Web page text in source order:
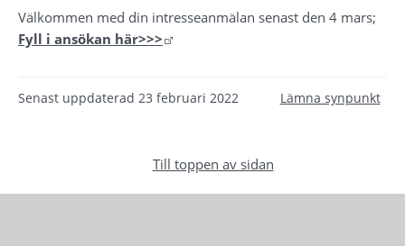
Fyll i ansökan här>>>
Senast uppdaterad 23 februari 2022 Lämna synpunkt
Till toppen av sidan